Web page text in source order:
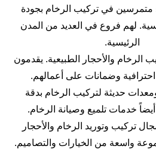
متمرسين في تركيب الرخام بجودة
لهم فروع في العديد من المدن
الرئيسية.
والأحجار الطبيعية. يقدمون
وضمانات على أعمالهم.
حديثة لتركيب الرخام بدقة
خدمات تلميع وصيانة الرخام.
تركيب وتوريد الرخام والأحجار
واسعة من الخيارات والتصاميم.